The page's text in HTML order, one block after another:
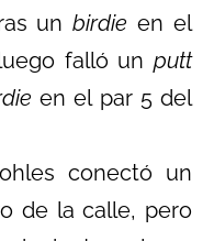
unbirdie en el
falló un putt
en el par 5 del
conectó un
de la calle, pero